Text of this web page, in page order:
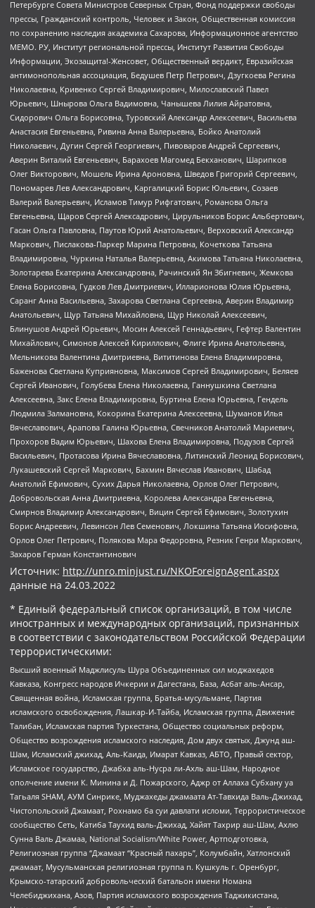
Петербурге Совета Министров Северных Стран, Фонд поддержки свободы
прессы, Гражданский контроль, Человек и Закон, Общественная комиссия
по сохранению наследия академика Сахарова, Информационное агентство
МЕМО. РУ, Институт региональной прессы, Институт Развития Свободы
Информации, Экозащита!-Женсовет, Общественный вердикт, Евразийская
антимонопольная ассоциация, Бедушев Петр Петрович, Дзугкоева Регина
Николаевна, Кривенко Сергей Владимирович, Милославский Павел
Юрьевич, Шнырова Ольга Вадимовна, Чанышева Лилия Айратовна,
Сидорович Ольга Борисовна, Туровский Александр Алексеевич, Васильева
Анастасия Евгеньевна, Ривина Анна Валерьевна, Бойко Анатолий
Николаевич, Дугин Сергей Георгиевич, Пивоваров Андрей Сергеевич,
Аверин Виталий Евгеньевич, Барахоев Магомед Бекханович, Шарипков
Олег Викторович, Мошель Ирина Ароновна, Шведов Григорий Сергеевич,
Пономарев Лев Александрович, Каргалицкий Борис Юльевич, Созаев
Валерий Валерьевич, Исламов Тимур Рифгатович, Романова Ольга
Евгеньевна, Щаров Сергей Алексадрович, Цирульников Борис Альбертович,
Гасан Ольга Павловна, Паутов Юрий Анатольевич, Верховский Александр
Маркович, Пислакова-Паркер Марина Петровна, Кочеткова Татьяна
Владимировна, Чуркина Наталья Валерьевна, Акимова Татьяна Николаевна,
Золотарева Екатерина Александровна, Рачинский Ян Збигневич, Жемкова
Елена Борисовна, Гудков Лев Дмитриевич, Илларионова Юлия Юрьевна,
Саранг Анна Васильевна, Захарова Светлана Сергеевна, Аверин Владимир
Анатольевич, Щур Татьяна Михайловна, Щур Николай Алексеевич,
Блинушов Андрей Юрьевич, Мосин Алексей Геннадьевич, Гефтер Валентин
Михайлович, Симонов Алексей Кириллович, Флиге Ирина Анатольевна,
Мельникова Валентина Дмитриевна, Вититинова Елена Владимировна,
Баженова Светлана Куприяновна, Максимов Сергей Владимирович, Беляев
Сергей Иванович, Голубева Елена Николаевна, Ганнушкина Светлана
Алексеевна, Закс Елена Владимировна, Буртина Елена Юрьевна, Гендель
Людмила Залмановна, Кокорина Екатерина Алексеевна, Шуманов Илья
Вячеславович, Арапова Галина Юрьевна, Свечников Анатолий Мариевич,
Прохоров Вадим Юрьевич, Шахова Елена Владимировна, Подузов Сергей
Васильевич, Протасова Ирина Вячеславовна, Литинский Леонид Борисович,
Лукашевский Сергей Маркович, Бахмин Вячеслав Иванович, Шабад
Анатолий Ефимович, Сухих Дарья Николаевна, Орлов Олег Петрович,
Добровольская Анна Дмитриевна, Королева Александра Евгеньевна,
Смирнов Владимир Александрович, Вицин Сергей Ефимович, Золотухин
Борис Андреевич, Левинсон Лев Семенович, Локшина Татьяна Иосифовна,
Орлов Олег Петрович, Полякова Мара Федоровна, Резник Генри Маркович,
Захаров Герман Константинович
Источник: http://unro.minjust.ru/NKOForeignAgent.aspx
данные на 24.03.2022
* Единый федеральный список организаций, в том числе
иностранных и международных организаций, признанных
в соответствии с законодательством Российской Федерации
террористическими:
Высший военный Маджлисуль Шура Объединенных сил моджахедов
Кавказа, Конгресс народов Ичкерии и Дагестана, База, Асбат аль-Ансар,
Священная война, Исламская группа, Братья-мусульмане, Партия
исламского освобождения, Лашкар-И-Тайба, Исламская группа, Движение
Талибан, Исламская партия Туркестана, Общество социальных реформ,
Общество возрождения исламского наследия, Дом двух святых, Джунд аш-
Шам, Исламский джихад, Аль-Каида, Имарат Кавказ, АБТО, Правый сектор,
Исламское государство, Джабха аль-Нусра ли-Ахль аш-Шам, Народное
ополчение имени К. Минина и Д. Пожарского, Аджр от Аллаха Субхану уа
Тагьаля SHAM, АУМ Синрике, Муджахеды джамаата Ат-Тавхида Валь-Джихад,
Чистопольский Джамаат, Рохнамо ба суи давлати исломи, Террористическое
сообщество Сеть, Катиба Таухид валь-Джихад, Хайят Тахрир аш-Шам, Ахлю
Сунна Валь Джамаа, National Socialism/White Power, Артподготовка,
Религиозная группа “Джамаат “Красный пахарь”, Колумбайн, Хатлонский
джамаат, Мусульманская религиозная группа п. Кушкуль г. Оренбург,
Крымско-татарский добровольческий батальон имени Номана
Челебиджихана, Азов, Партия исламского возрождения Таджикистана,